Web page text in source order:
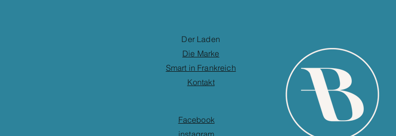
Der Laden
Die Marke
Smart in Frankreich
Kontakt
Facebook
instagram